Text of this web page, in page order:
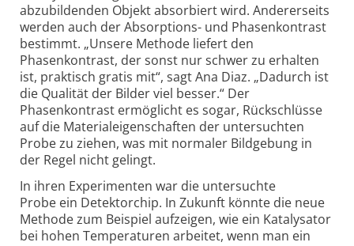
abzubildenden Objekt absorbiert wird. Andererseits
werden auch der Absorptions- und Phasenkontrast
bestimmt. „Unsere Methode liefert den
Phasenkontrast, der sonst nur schwer zu erhalten
ist, praktisch gratis mit“, sagt Ana Diaz. „Dadurch ist
die Qualität der Bilder viel besser.“ Der
Phasenkontrast ermöglicht es sogar, Rückschlüsse
auf die Materialeigenschaften der untersuchten
Probe zu ziehen, was mit normaler Bildgebung in
der Regel nicht gelingt.
In ihren Experimenten war die untersuchte
Probe ein Detektorchip. In Zukunft könnte die neue
Methode zum Beispiel aufzeigen, wie ein Katalysator
bei hohen Temperaturen arbeitet, wenn man ein